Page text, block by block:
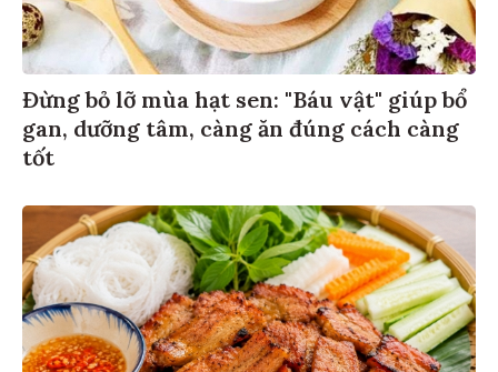
Đừng bỏ lỡ mùa hạt sen: "Báu vật" giúp bổ
gan, dưỡng tâm, càng ăn đúng cách càng
tốt